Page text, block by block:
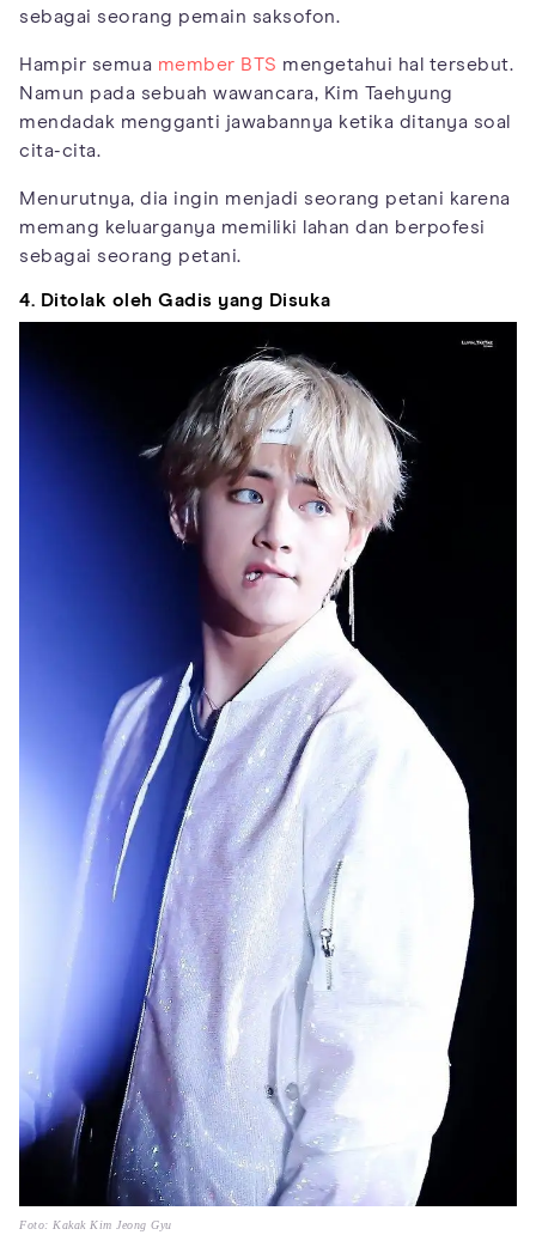
sebagai seorang pemain saksofon.
Hampir semua member BTS mengetahui hal tersebut.
Namun pada sebuah wawancara, Kim Taehyung
mendadak mengganti jawabannya ketika ditanya soal
cita-cita.
Menurutnya, dia ingin menjadi seorang petani karena
memang keluarganya memiliki lahan dan berpofesi
sebagai seorang petani.
4. Ditolak oleh Gadis yang Disuka
Foto: Kakak Kim Jeong Gyu